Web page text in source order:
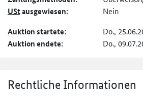
UStausgewiesen: Nein
Auktion startete: Do.,
Auktion endete: Do.,
Rechtliche Informationen